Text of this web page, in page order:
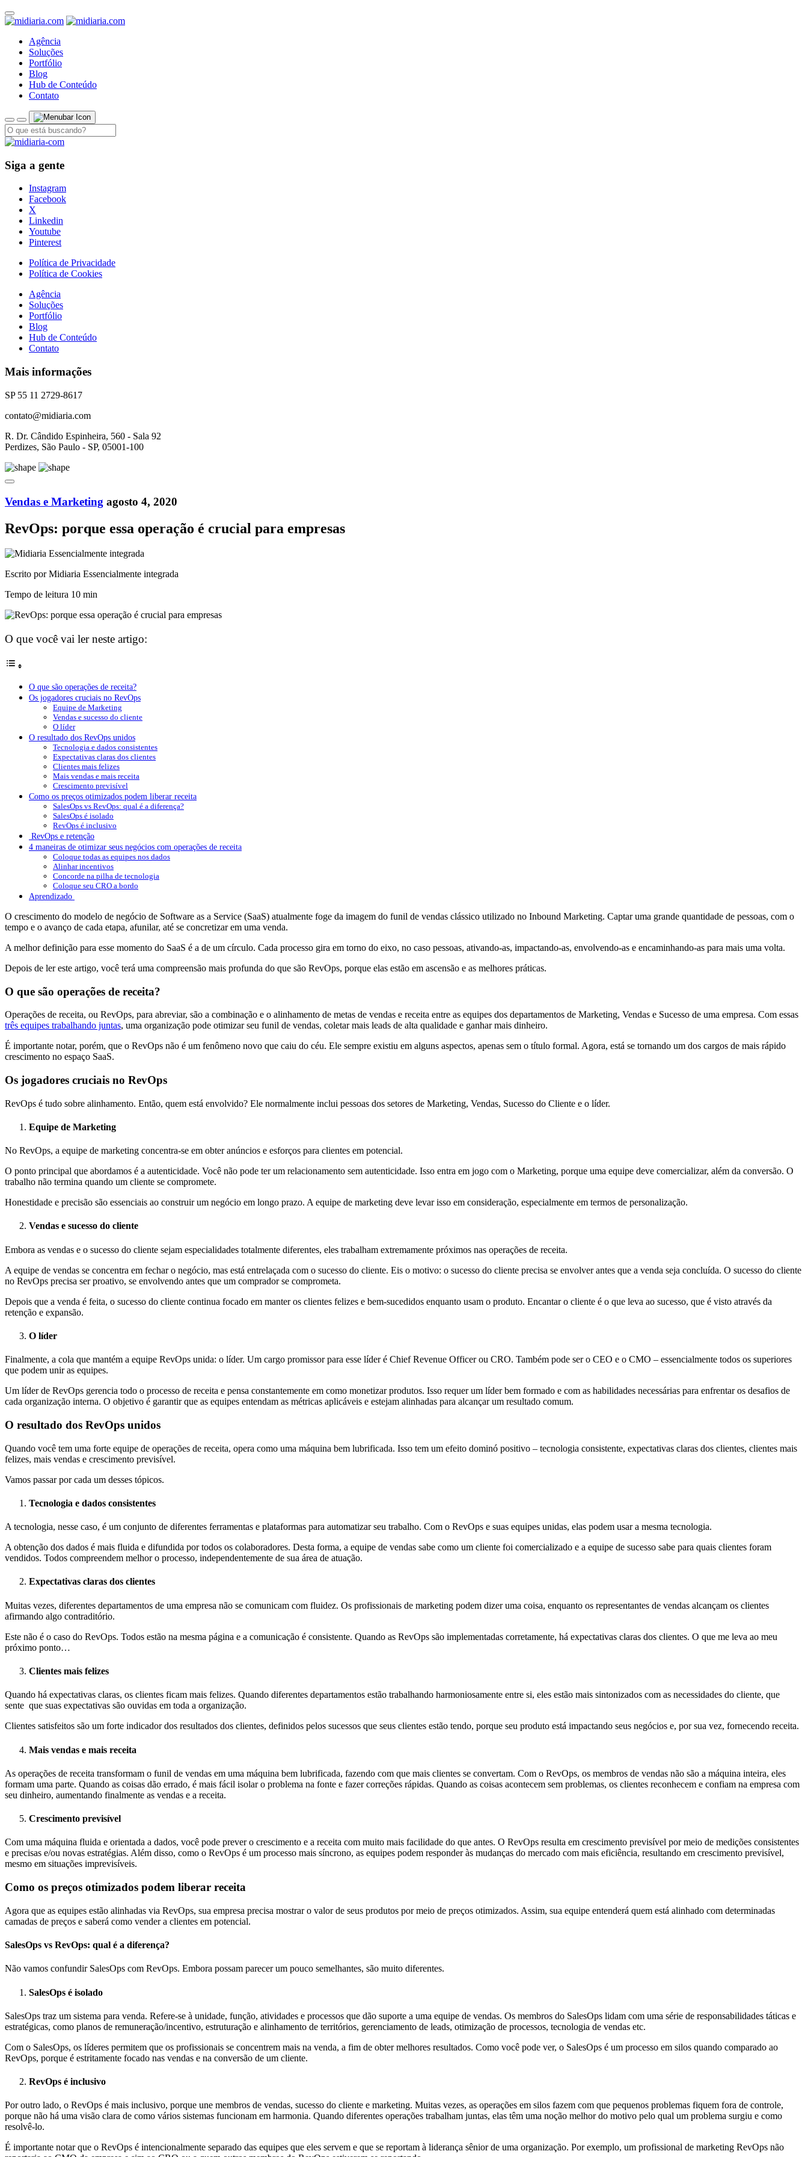
Agência
Soluções
Portfólio
Blog
Hub de Conteúdo
Contato
Siga a gente
Instagram
Facebook
X
Linkedin
Youtube
Pinterest
Política de Privacidade
Política de Cookies
Agência
Soluções
Portfólio
Blog
Hub de Conteúdo
Contato
Mais informações
SP 55 11 2729-8617
contato@midiaria.com
R. Dr. Cândido Espinheira, 560 - Sala 92
Perdizes, São Paulo - SP, 05001-100
Vendas e Marketing agosto 4, 2020
RevOps: porque essa operação é crucial para empresas
Escrito por Midiaria Essencialmente integrada
Tempo de leitura 10 min
O que você vai ler neste artigo:
O que são operações de receita?
Os jogadores cruciais no RevOps
Equipe de Marketing
Vendas e sucesso do cliente
O líder
O resultado dos RevOps unidos
Tecnologia e dados consistentes
Expectativas claras dos clientes
Clientes mais felizes
Mais vendas e mais receita
Crescimento previsível
Como os preços otimizados podem liberar receita
SalesOps vs RevOps: qual é a diferença?
SalesOps é isolado
RevOps é inclusivo
RevOps e retenção
4 maneiras de otimizar seus negócios com operações de receita
Coloque todas as equipes nos dados
Alinhar incentivos
Concorde na pilha de tecnologia
Coloque seu CRO a bordo
Aprendizado
O crescimento do modelo de negócio de Software as a Service (SaaS) atualmente foge da imagem do funil de vendas clássico utilizado no Inbound Marketing. Captar uma grande quantidade de pessoas, com o
tempo e o avanço de cada etapa, afunilar, até se concretizar em uma venda.
A melhor definição para esse momento do SaaS é a de um círculo. Cada processo gira em torno do eixo, no caso pessoas, ativando-as, impactando-as, envolvendo-as e encaminhando-as para mais uma volta.
Depois de ler este artigo, você terá uma compreensão mais profunda do que são RevOps, porque elas estão em ascensão e as melhores práticas.
O que são operações de receita?
Operações de receita, ou RevOps, para abreviar, são a combinação e o alinhamento de metas de vendas e receita entre as equipes dos departamentos de Marketing, Vendas e Sucesso de uma empresa. Com essas
três equipes trabalhando juntas, uma organização pode otimizar seu funil de vendas, coletar mais leads de alta qualidade e ganhar mais dinheiro.
É importante notar, porém, que o RevOps não é um fenômeno novo que caiu do céu. Ele sempre existiu em alguns aspectos, apenas sem o título formal. Agora, está se tornando um dos cargos de mais rápido
crescimento no espaço SaaS.
Os jogadores cruciais no RevOps
RevOps é tudo sobre alinhamento. Então, quem está envolvido? Ele normalmente inclui pessoas dos setores de Marketing, Vendas, Sucesso do Cliente e o líder.
Equipe de Marketing
No RevOps, a equipe de marketing concentra-se em obter anúncios e esforços para clientes em potencial.
O ponto principal que abordamos é a autenticidade. Você não pode ter um relacionamento sem autenticidade. Isso entra em jogo com o Marketing, porque uma equipe deve comercializar, além da conversão. O
trabalho não termina quando um cliente se compromete.
Honestidade e precisão são essenciais ao construir um negócio em longo prazo. A equipe de marketing deve levar isso em consideração, especialmente em termos de personalização.
Vendas e sucesso do cliente
Embora as vendas e o sucesso do cliente sejam especialidades totalmente diferentes, eles trabalham extremamente próximos nas operações de receita.
A equipe de vendas se concentra em fechar o negócio, mas está entrelaçada com o sucesso do cliente. Eis o motivo: o sucesso do cliente precisa se envolver antes que a venda seja concluída. O sucesso do cliente
no RevOps precisa ser proativo, se envolvendo antes que um comprador se comprometa.
Depois que a venda é feita, o sucesso do cliente continua focado em manter os clientes felizes e bem-sucedidos enquanto usam o produto. Encantar o cliente é o que leva ao sucesso, que é visto através da
retenção e expansão.
O líder
Finalmente, a cola que mantém a equipe RevOps unida: o líder. Um cargo promissor para esse líder é Chief Revenue Officer ou CRO. Também pode ser o CEO e o CMO – essencialmente todos os superiores
que podem unir as equipes.
Um líder de RevOps gerencia todo o processo de receita e pensa constantemente em como monetizar produtos. Isso requer um líder bem formado e com as habilidades necessárias para enfrentar os desafios de
cada organização interna. O objetivo é garantir que as equipes entendam as métricas aplicáveis ​​e estejam alinhadas para alcançar um resultado comum.
O resultado dos RevOps unidos
Quando você tem uma forte equipe de operações de receita, opera como uma máquina bem lubrificada. Isso tem um efeito dominó positivo – tecnologia consistente, expectativas claras dos clientes, clientes mais
felizes, mais vendas e crescimento previsível.
Vamos passar por cada um desses tópicos.
Tecnologia e dados consistentes
A tecnologia, nesse caso, é um conjunto de diferentes ferramentas e plataformas para automatizar seu trabalho. Com o RevOps e suas equipes unidas, elas podem usar a mesma tecnologia.
A obtenção dos dados é mais fluida e difundida por todos os colaboradores. Desta forma, a equipe de vendas sabe como um cliente foi comercializado e a equipe de sucesso sabe para quais clientes foram
vendidos. Todos compreendem melhor o processo, independentemente de sua área de atuação.
Expectativas claras dos clientes
Muitas vezes, diferentes departamentos de uma empresa não se comunicam com fluidez. Os profissionais de marketing podem dizer uma coisa, enquanto os representantes de vendas alcançam os clientes
afirmando algo contraditório.
Este não é o caso do RevOps. Todos estão na mesma página e a comunicação é consistente. Quando as RevOps são implementadas corretamente, há expectativas claras dos clientes. O que me leva ao meu
próximo ponto…
Clientes mais felizes
Quando há expectativas claras, os clientes ficam mais felizes. Quando diferentes departamentos estão trabalhando harmoniosamente entre si, eles estão mais sintonizados com as necessidades do cliente, que
sente que suas expectativas são ouvidas em toda a organização.
Clientes satisfeitos são um forte indicador dos resultados dos clientes, definidos pelos sucessos que seus clientes estão tendo, porque seu produto está impactando seus negócios e, por sua vez, fornecendo receita.
Mais vendas e mais receita
As operações de receita transformam o funil de vendas em uma máquina bem lubrificada, fazendo com que mais clientes se convertam. Com o RevOps, os membros de vendas não são a máquina inteira, eles
formam uma parte. Quando as coisas dão errado, é mais fácil isolar o problema na fonte e fazer correções rápidas. Quando as coisas acontecem sem problemas, os clientes reconhecem e confiam na empresa com
seu dinheiro, aumentando finalmente as vendas e a receita.
Crescimento previsível
Com uma máquina fluida e orientada a dados, você pode prever o crescimento e a receita com muito mais facilidade do que antes. O RevOps resulta em crescimento previsível por meio de medições consistentes
e precisas e/ou novas estratégias. Além disso, como o RevOps é um processo mais síncrono, as equipes podem responder às mudanças do mercado com mais eficiência, resultando em crescimento previsível,
mesmo em situações imprevisíveis.
Como os preços otimizados podem liberar receita
Agora que as equipes estão alinhadas via RevOps, sua empresa precisa mostrar o valor de seus produtos por meio de preços otimizados. Assim, sua equipe entenderá quem está alinhado com determinadas
camadas de preços e saberá como vender a clientes em potencial.
SalesOps vs RevOps: qual é a diferença?
Não vamos confundir SalesOps com RevOps. Embora possam parecer um pouco semelhantes, são muito diferentes.
SalesOps é isolado
SalesOps traz um sistema para venda. Refere-se à unidade, função, atividades e processos que dão suporte a uma equipe de vendas. Os membros do SalesOps lidam com uma série de responsabilidades táticas e
estratégicas, como planos de remuneração/incentivo, estruturação e alinhamento de territórios, gerenciamento de leads, otimização de processos, tecnologia de vendas etc.
Com o SalesOps, os líderes permitem que os profissionais se concentrem mais na venda, a fim de obter melhores resultados. Como você pode ver, o SalesOps é um processo em silos quando comparado ao
RevOps, porque é estritamente focado nas vendas e na conversão de um cliente.
RevOps é inclusivo
Por outro lado, o RevOps é mais inclusivo, porque une membros de vendas, sucesso do cliente e marketing. Muitas vezes, as operações em silos fazem com que pequenos problemas fiquem fora de controle,
porque não há uma visão clara de como vários sistemas funcionam em harmonia. Quando diferentes operações trabalham juntas, elas têm uma noção melhor do motivo pelo qual um problema surgiu e como
resolvê-lo.
É importante notar que o RevOps é intencionalmente separado das equipes que eles servem e que se reportam à liderança sênior de uma organização. Por exemplo, um profissional de marketing RevOps não